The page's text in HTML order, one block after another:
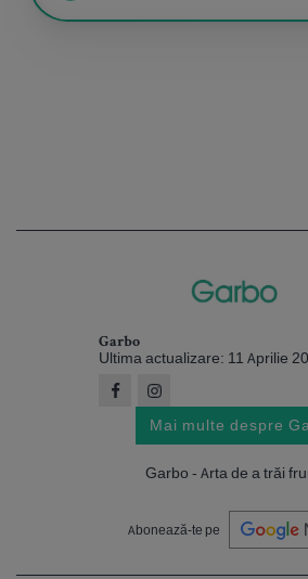
Garbo
Ultima actualizare: 11 Aprilie
Mai multe despre
Garbo - Arta de a trăi
Abonează-te pe